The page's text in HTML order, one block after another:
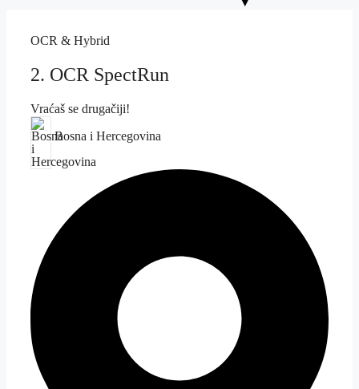
OCR & Hybrid
2. OCR SpectRun
Vraćaš se drugačiji!
Bosna i Hercegovina